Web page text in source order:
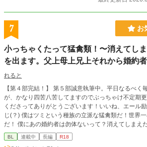
7 お
小っちゃくたって猛禽類！〜消えてし
を出ます。父上母上兄上それから婚約
れると
【第４部完結！】 第５部誠意執筆中。平日なるべく
が、かなり四苦八苦してますのでぶっちゃけ不定期
くださってありがとうございます！いいね、エール励みにな
じ(？) 僕はツミという種族の立派な猛禽類だ！世界
だ！ 僕にあの婚約者は勿体ないって？消えてしまえ
げる。だって僕の夢は冒険者なんだから！ 家には兄
ないし、母様のお腹の中には双子の赤ちゃんだって
BL 連載中 長編 R18